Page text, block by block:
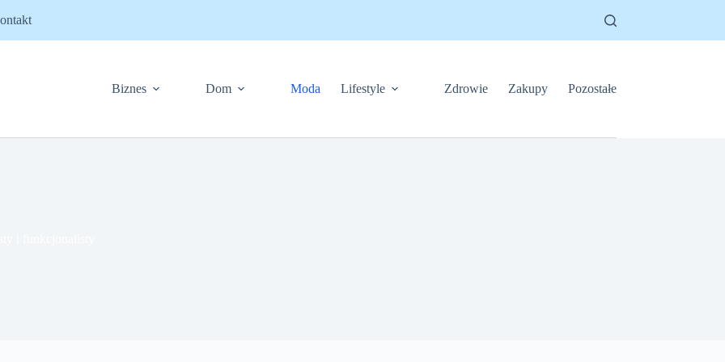
Biznes Dom Moda Lifestyle Zdrowie Zakupy Pozostałe